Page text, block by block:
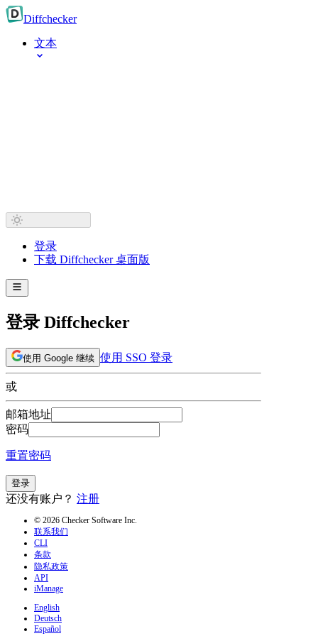
Diffchecker
文本
登录
下载 Diffchecker 桌面版
登录 Diffchecker
使用 Google 继续 使用 SSO 登录
或
邮箱地址
密码
重置密码
登录
还没有账户？ 注册
© 2026 Checker Software Inc.
联系我们
CLI
条款
隐私政策
API
iManage
English
Deutsch
Español